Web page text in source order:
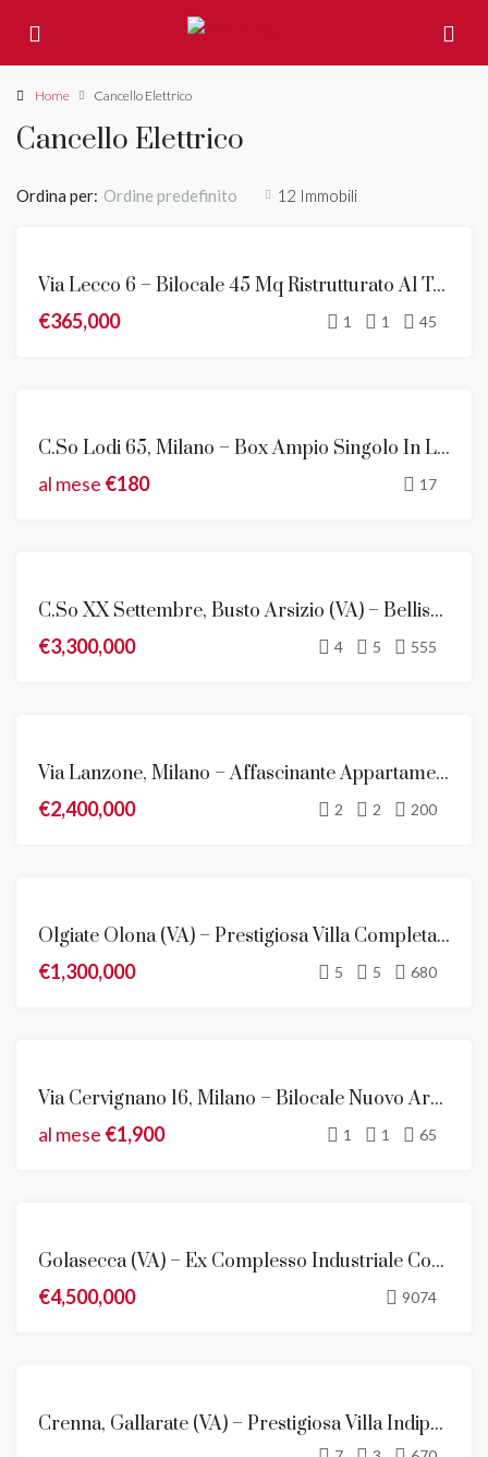
Home Cancello Elettrico
Cancello Elettrico
12 Immobili
Ordina per: Ordine predefinito
Via Lecco 6 – Bilocale 45 Mq Ristrutturato Al Terzo Piano
€365,000
1 1 45
C.so Lodi 65, Milano – Box Ampio Singolo In Locazione
al mese €180 17
VENDITA
C.so XX Settembre, Busto Arsizio (VA) – Bellissima Villa Liberty Finemente Ristrutturata
€3,300,000
4 5 555
NOVITÀ
Via Lanzone, Milano – Affascinante Appartamento Con Terrazzo
€2,400,000
2 2 200
NOVITÀ
Olgiate Olona (VA) – Prestigiosa Villa Completamente Ristrutturata Di 680 Mq
€1,300,000
5 5 680
Via Cervignano 16, Milano – Bilocale Nuovo Arredato In Locazione
al mese €1,900 1 1 65
Golasecca (VA) – Ex Complesso Industriale Con Abitazioni
€4,500,000
9074
VENDITA Crenna, Gallarate (VA) – Prestigiosa Villa Indipendente Inizi ‘900